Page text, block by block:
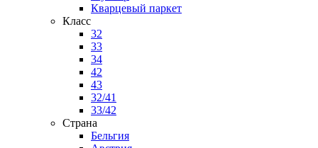
Кварцевый паркет
Класс
32
33
34
42
43
32/41
33/42
Страна
Бельгия